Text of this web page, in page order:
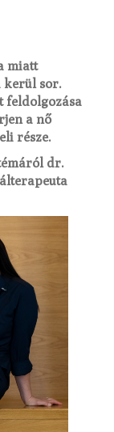
miatt
kerül sor.
feldolgozása
a nő
része.
dr.